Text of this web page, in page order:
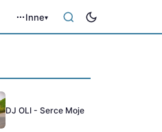
Inne▾
DJ OLI - Serce Moje